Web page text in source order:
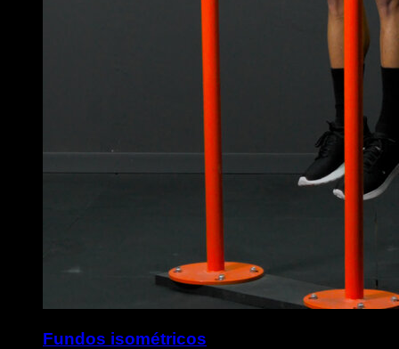
Fundos isométricos